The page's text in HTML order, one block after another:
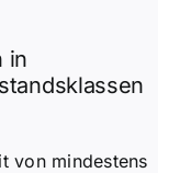
in
von mindestens